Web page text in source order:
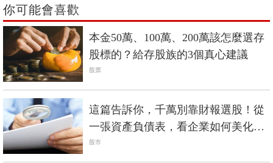
你可能會喜歡
本金50萬、100萬、200萬該怎麼選存
股標的？給存股族的3個真心建議
股票
這篇告訴你，千萬別靠財報選股！從
一張資產負債表，看企業如何美化財
報
股市